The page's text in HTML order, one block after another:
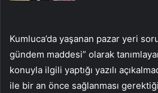
Kumluca’da yaşanan pazar yeri
gündem maddesi” olarak
konuyla ilgili yaptığı yazılı
ile bir an önce sağlanması